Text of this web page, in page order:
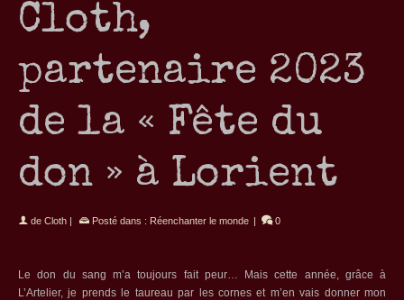
Cloth,
partenaire 2023
de la « Fête du
don » à Lorient
de Cloth | Posté dans : Réenchanter le monde | 0
Le don du sang m’a toujours fait peur… Mais cette année, grâce à
L’Artelier, je prends le taureau par les cornes et m’en vais donner mon